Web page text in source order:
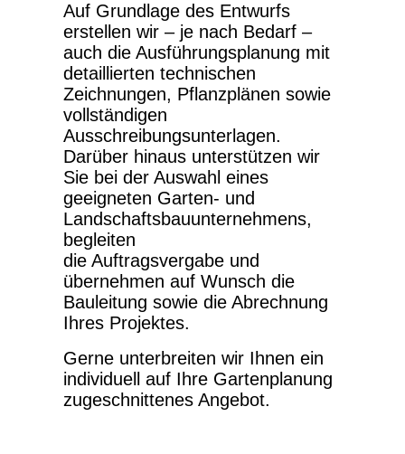
Auf Grundlage des Entwurfs
erstellen wir – je nach Bedarf –
auch die Ausführungsplanung mit
detaillierten technischen
Zeichnungen, Pflanzplänen sowie
vollständigen
Ausschreibungsunterlagen.
Darüber hinaus unterstützen wir
Sie bei der Auswahl eines
geeigneten Garten- und
Landschaftsbauunternehmens,
begleiten
die Auftragsvergabe und
übernehmen auf Wunsch die
Bauleitung sowie die Abrechnung
Ihres Projektes.
Gerne unterbreiten wir Ihnen ein
individuell auf Ihre Gartenplanung
zugeschnittenes Angebot.